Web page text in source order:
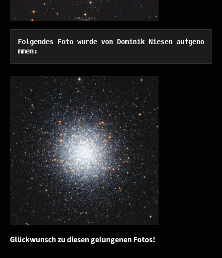
Folgendes Foto wurde von Dominik Niesen aufgeno
mmen:
Glückwunsch zu diesen gelungenen Fotos!